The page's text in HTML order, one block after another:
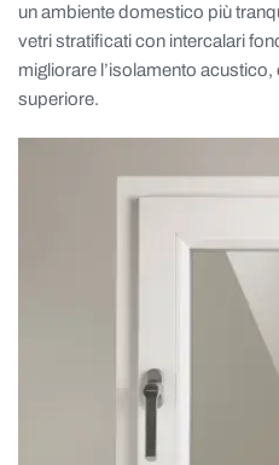
un ambiente domestico più
vetri stratificati con intercalari
migliorare l’isolamento
superiore.